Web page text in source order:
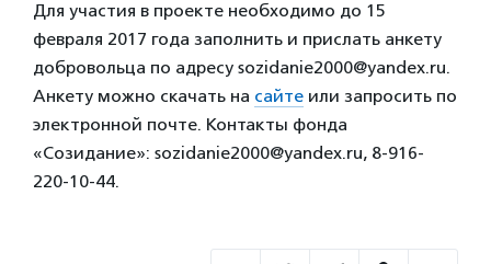
Для участия в проекте необходимо до 15
февраля 2017 года заполнить и прислать анкету
добровольца по адресу sozidanie2000@yandex.ru.
Анкету можно скачать на сайте или запросить по
электронной почте. Контакты фонда
«Созидание»: sozidanie2000@yandex.ru, 8-916-
220-10-44.